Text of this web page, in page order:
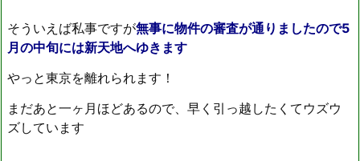
そういえば私事ですが無事に物件の審査が通りましたので5
月の中旬には新天地へゆきます
やっと東京を離れられます！
まだあと一ヶ月ほどあるので、早く引っ越したくてウズウ
ズしています